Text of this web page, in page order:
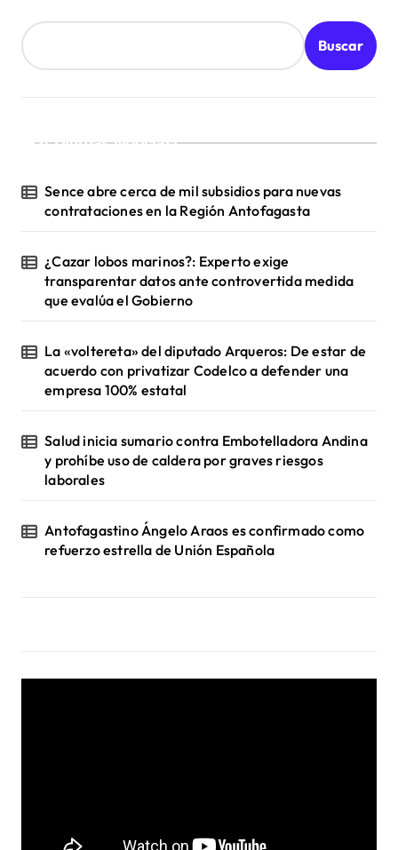
a
d
a
Buscar
¡Ultimas Noticias!
Sence abre cerca de mil subsidios para nuevas
contrataciones en la Región Antofagasta
¿Cazar lobos marinos?: Experto exige
transparentar datos ante controvertida medida
que evalúa el Gobierno
La «voltereta» del diputado Arqueros: De estar de
acuerdo con privatizar Codelco a defender una
empresa 100% estatal
Salud inicia sumario contra Embotelladora Andina
y prohíbe uso de caldera por graves riesgos
laborales
Antofagastino Ángelo Araos es confirmado como
refuerzo estrella de Unión Española